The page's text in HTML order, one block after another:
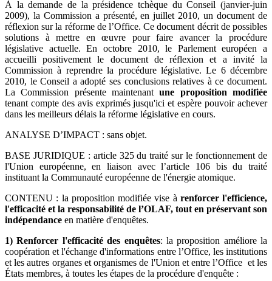
À la demande de la présidence tchèque du Conseil (janvier-juin
2009), la Commission a présenté, en juillet 2010, un document de
réflexion sur la réforme de l’Office. Ce document décrit de possibles
solutions à mettre en œuvre pour faire avancer la procédure
législative actuelle. En octobre 2010, le Parlement européen a
accueilli positivement le document de réflexion et a invité la
Commission à reprendre la procédure législative. Le 6 décembre
2010, le Conseil a adopté ses conclusions relatives à ce document.
La Commission présente maintenantune proposition modifiée
tenant compte des avis exprimés jusqu'ici et espère pouvoir achever
dans les meilleurs délais la réforme législative en cours.
ANALYSE D’IMPACT : sans objet.
BASE JURIDIQUE : article 325 du traité sur le fonctionnement de
l'Union européenne, en liaison avec l’article 106 bis du traité
instituant la Communauté européenne de l'énergie atomique.
CONTENU : la proposition modifiée vise à renforcer l'efficience,
l'efficacité et la responsabilité de l’OLAF, tout en préservant son
indépendance en matière d'enquêtes.
1) Renforcer l'efficacité des enquêtes: la proposition améliore la
coopération et l'échange d'informations entre l’Office, les institutions
et les autres organes et organismes de l'Union et entre l’Office et les
États membres, à toutes les étapes de la procédure d'enquête :